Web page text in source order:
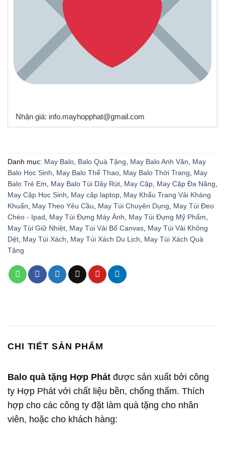
Nhận giá: info.mayhopphat@gmail.com
Danh mục: May Balo Balo Quà Tặng May Balo Anh Văn
May
Balo Học Sinh
May Balo Thể Thao May Balo Thời Trang
May
Balo Trẻ Em
May Balo Túi Dây Rút May Cặp May Cặp Đa Năng
May Cặp Học Sinh
May cặp laptop May Khẩu Trang Vải Kháng
Khuẩn
May Theo Yêu Cầu May Túi Chuyên Dụng
May Túi Đeo
Chéo - Ipad
May Túi Đựng Máy Ảnh May Túi Đựng Mỹ Phẩm
May Túi Giữ Nhiệt May Túi Vải Bố Canvas May Túi Vải Không
Dệt May Túi Xách May Túi Xách Du Lịch
May Túi Xách Quà
Tặng
CHI TIẾT SẢN PHẨM
Balo quà tặng Hợp Phát được sản xuất bởi công
ty Hợp Phát với chất liệu bền, chống thấm. Thích
hợp cho các công ty đặt làm quà tặng cho nhân
viên, hoặc cho khách hàng: